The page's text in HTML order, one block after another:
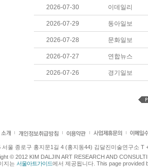
2026-07-30 이데일리
2026-07-29 동아일보
2026-07-28 문화일보
2026-07-27 연합뉴스
2026-07-26 경기일보
서울 종로구 홍지문1길 4 (홍지동44) 김달진미술연구소 T
© 2012 KIM DALJIN ART RESEARCH AND
지는 서울아트가이드에서 제공됩니다. This page provided